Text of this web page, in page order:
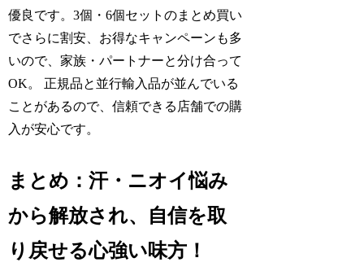
優良です。3個・6個セットのまとめ買い
でさらに割安、お得なキャンペーンも多
いので、家族・パートナーと分け合って
OK。 正規品と並行輸入品が並んでいる
ことがあるので、信頼できる店舗での購
入が安心です。
まとめ：汗・ニオイ悩み
から解放され、自信を取
り戻せる心強い味方！